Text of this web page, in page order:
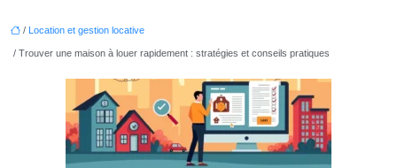
/ Location et gestion locative
/ Trouver une maison à louer rapidement : stratégies et conseils pratiques